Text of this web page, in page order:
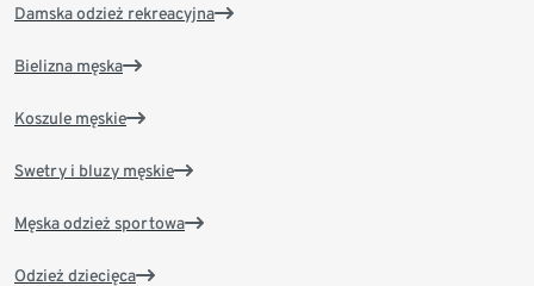
Damska odzież rekreacyjna
Bielizna męska
Koszule męskie
Swetry i bluzy męskie
Męska odzież sportowa
Odzież dziecięca